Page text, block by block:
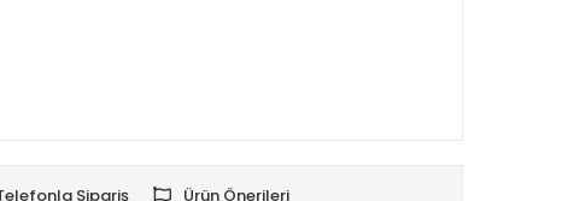
Sipariş Ürün Önerileri